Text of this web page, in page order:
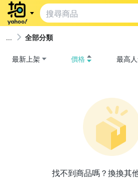
全部分類
最新上架 價格 最高
找不到商品嗎？換換其